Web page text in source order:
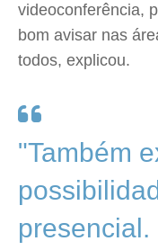
videoconferência,
bom avisar nas
todos, explicou.
"Também